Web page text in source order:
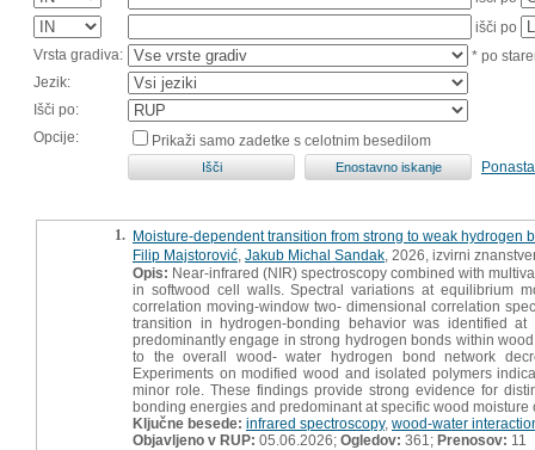
išči po
Vrsta gradiva:
* po
Jezik:
Išči po:
Opcije:
Prikaži samo zadetke s celotnim besedilom
1. Moisture-dependent transition from strong to weak hydrogen
Filip Majstorović Jakub Michal Sandak , 2026, izvirni
Opis: Near-infrared (NIR) spectroscopy combined with
in softwood cell walls. Spectral variations at equilibrium
correlation moving-window two- dimensional correlation
transition in hydrogen-bonding behavior was identified
predominantly engage in strong hydrogen bonds within
to the overall wood- water hydrogen bond network
Experiments on modified wood and isolated polymers
minor role. These findings provide strong evidence for
bonding energies and predominant at specific wood moisture
Ključne besede: infrared spectroscopy, wood-water
Objavljeno v RUP: 05.06.2026; Ogledov: 361; Prenosov: 11